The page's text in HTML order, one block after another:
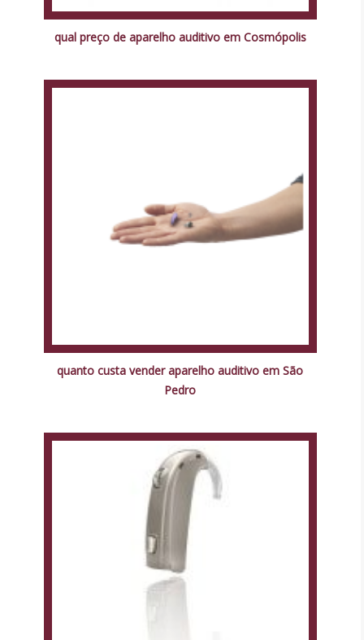
qual preço de aparelho auditivo em Cosmópolis
quanto custa vender aparelho auditivo em São
Pedro